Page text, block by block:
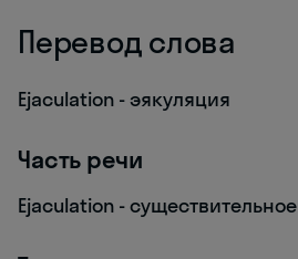
Перевод слова
Ejaculation - эякуляция
Часть речи
Ejaculation - существительное